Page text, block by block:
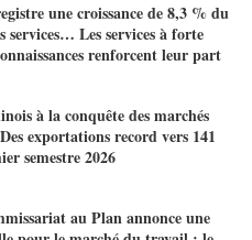
une croissance de 8,3 % du
services… Les services à forte
renforcent leur part
à la conquête des marchés
exportations record vers 141
semestre 2026
au Plan annonce une